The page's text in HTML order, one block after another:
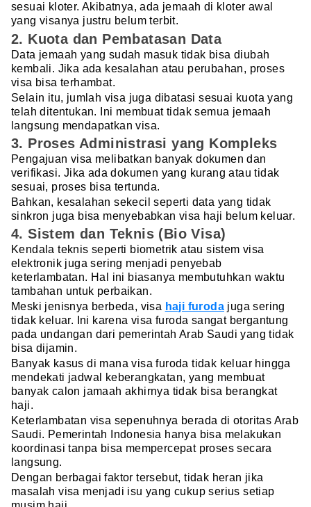
sesuai kloter. Akibatnya, ada jemaah di kloter awal
yang visanya justru belum terbit.
2. Kuota dan Pembatasan Data
Data jemaah yang sudah masuk tidak bisa diubah
kembali. Jika ada kesalahan atau perubahan, proses
visa bisa terhambat.
Selain itu, jumlah visa juga dibatasi sesuai kuota yang
telah ditentukan. Ini membuat tidak semua jemaah
langsung mendapatkan visa.
3. Proses Administrasi yang Kompleks
Pengajuan visa melibatkan banyak dokumen dan
verifikasi. Jika ada dokumen yang kurang atau tidak
sesuai, proses bisa tertunda.
Bahkan, kesalahan sekecil seperti data yang tidak
sinkron juga bisa menyebabkan visa haji belum keluar.
4. Sistem dan Teknis (Bio Visa)
Kendala teknis seperti biometrik atau sistem visa
elektronik juga sering menjadi penyebab
keterlambatan. Hal ini biasanya membutuhkan waktu
tambahan untuk perbaikan.
Meski jenisnya berbeda, visa haji furoda juga sering
tidak keluar. Ini karena visa furoda sangat bergantung
pada undangan dari pemerintah Arab Saudi yang tidak
bisa dijamin.
Banyak kasus di mana visa furoda tidak keluar hingga
mendekati jadwal keberangkatan, yang membuat
banyak calon jamaah akhirnya tidak bisa berangkat
haji.
Keterlambatan visa sepenuhnya berada di otoritas Arab
Saudi. Pemerintah Indonesia hanya bisa melakukan
koordinasi tanpa bisa mempercepat proses secara
langsung.
Dengan berbagai faktor tersebut, tidak heran jika
masalah visa menjadi isu yang cukup serius setiap